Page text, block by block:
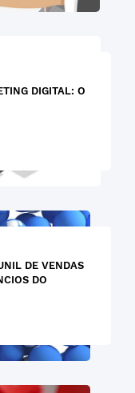
DIGITAL: O
DE VENDAS
DO